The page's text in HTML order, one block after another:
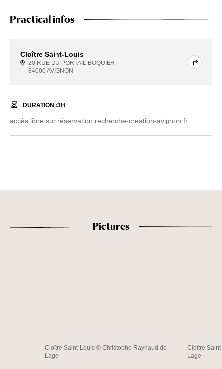
Practical infos
Cloître Saint-Louis
20 RUE DU PORTAIL BOQUIER
84000 AVIGNON
DURATION :3H
accès libre sur réservation recherche-creation-avignon.fr
Pictures
Cloître Saint-Louis © Christophe Raynaud de
Lage
Cloître
Lage